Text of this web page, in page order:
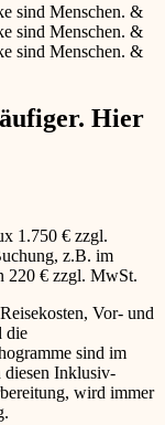
sind Menschen. &
sind Menschen. &
sind Menschen. &
Hier
1.750 € zzgl.
z.B. im
220 € zzgl. MwSt.
Vor- und
die
sind im
diesen Inklusiv-
wird immer